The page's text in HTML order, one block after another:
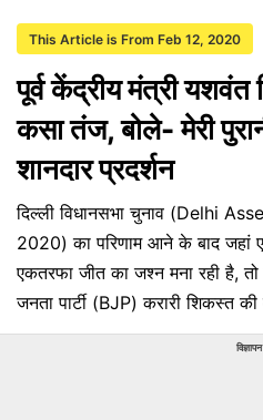
This Article is From Feb 12, 2020
पूर्व केंद्रीय मंत्री यशवंत
कसा तंज, बोले- मेरी
शानदार प्रदर्शन
दिल्ली विधानसभा चुनाव (Delhi
2020) का परिणाम आने के बाद जहां
एकतरफा जीत का जश्न मना रही है, तो
जनता पार्टी (BJP) करारी शिकस्त
विज्ञापन